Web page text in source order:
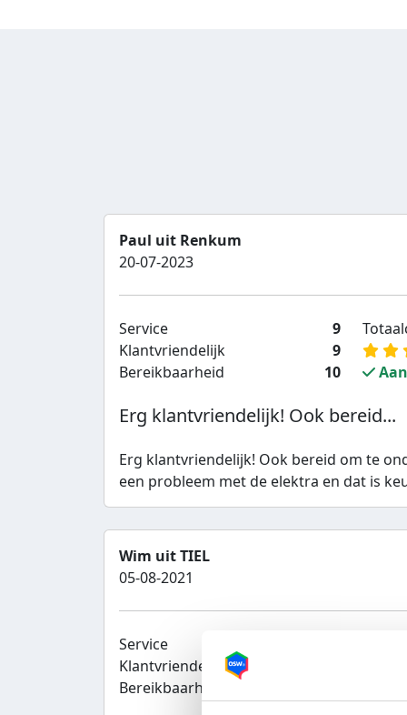
Paul uit Renkum
20-07-2023
Service
9
Klantvriendelijk
9
Bereikbaarheid
10
Erg klantvriendelijk! Ook bereid...
Erg klantvriendelijk! Ook bereid om te
een probleem met de elektra en dat is
Wim uit TIEL
05-08-2021
Service
Klantvriendelijk
Bereikbaarheid